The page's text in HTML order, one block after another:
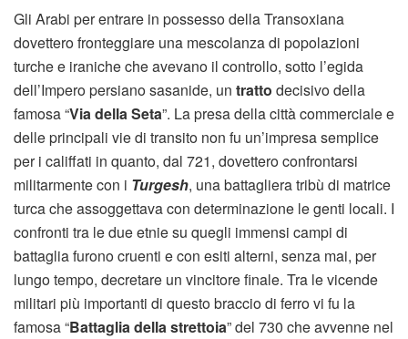
Gli Arabi per entrare in possesso della Transoxiana
dovettero fronteggiare una mescolanza di popolazioni
turche e iraniche che avevano il controllo, sotto l’egida
dell’Impero persiano sasanide, un tratto decisivo della
famosa “Via della Seta”. La presa della città commerciale e
delle principali vie di transito non fu un’impresa semplice
per i califfati in quanto, dal 721, dovettero confrontarsi
militarmente con i Turgesh, una battagliera tribù di matrice
turca che assoggettava con determinazione le genti locali. I
confronti tra le due etnie su quegli immensi campi di
battaglia furono cruenti e con esiti alterni, senza mai, per
lungo tempo, decretare un vincitore finale. Tra le vicende
militari più importanti di questo braccio di ferro vi fu la
famosa “Battaglia della strettoia” del 730 che avvenne nel